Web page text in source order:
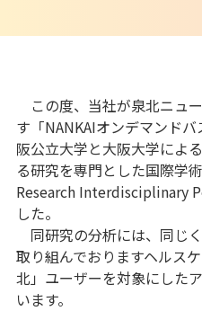
この度、当社が泉北ニュ
す「NANKAIオンデマンド
阪公立大学と大阪大学によ
る研究を専門とした国際学
Research Interdisciplinary
した。
同研究の分析には、同じ
取り組んでおりますヘルス
北」ユーザーを対象にした
います。